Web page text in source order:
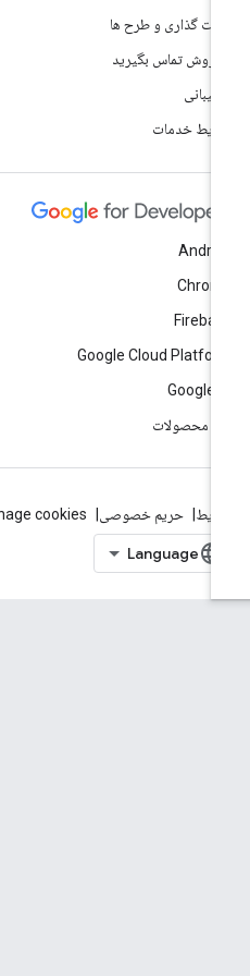
گذاری و طرح ها
فروش تماس بگیرید
خدمات
Google Cloud
Google
محصولات
حریم خصوصی Manage cookies